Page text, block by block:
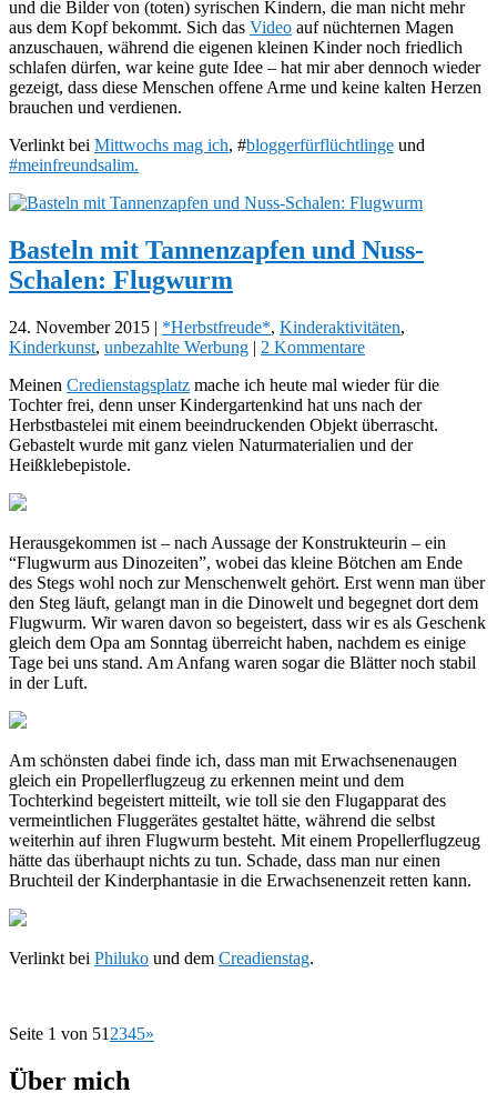
und die Bilder von (toten) syrischen Kindern, die man nicht mehr
aus dem Kopf bekommt. Sich das Video auf nüchternen Magen
anzuschauen, während die eigenen kleinen Kinder noch friedlich
schlafen dürfen, war keine gute Idee – hat mir aber dennoch wieder
gezeigt, dass diese Menschen offene Arme und keine kalten Herzen
brauchen und verdienen.
Verlinkt bei Mittwochs mag ich, #bloggerfürflüchtlinge und
#meinfreundsalim.
Basteln mit Tannenzapfen und Nuss-
Schalen: Flugwurm
24. November 2015 | *Herbstfreude*, Kinderaktivitäten,
Kinderkunst, unbezahlte Werbung | 2 Kommentare
Meinen Credienstagsplatz mache ich heute mal wieder für die
Tochter frei, denn unser Kindergartenkind hat uns nach der
Herbstbastelei mit einem beeindruckenden Objekt überrascht.
Gebastelt wurde mit ganz vielen Naturmaterialien und der
Heißklebepistole.
Herausgekommen ist – nach Aussage der Konstrukteurin – ein
“Flugwurm aus Dinozeiten”, wobei das kleine Bötchen am Ende
des Stegs wohl noch zur Menschenwelt gehört. Erst wenn man über
den Steg läuft, gelangt man in die Dinowelt und begegnet dort dem
Flugwurm. Wir waren davon so begeistert, dass wir es als Geschenk
gleich dem Opa am Sonntag überreicht haben, nachdem es einige
Tage bei uns stand. Am Anfang waren sogar die Blätter noch stabil
in der Luft.
Am schönsten dabei finde ich, dass man mit Erwachsenenaugen
gleich ein Propellerflugzeug zu erkennen meint und dem
Tochterkind begeistert mitteilt, wie toll sie den Flugapparat des
vermeintlichen Fluggerätes gestaltet hätte, während die selbst
weiterhin auf ihren Flugwurm besteht. Mit einem Propellerflugzeug
hätte das überhaupt nichts zu tun. Schade, dass man nur einen
Bruchteil der Kinderphantasie in die Erwachsenenzeit retten kann.
Verlinkt bei Philuko und dem Creadienstag.
Seite 1 von 51 2345»
Über mich